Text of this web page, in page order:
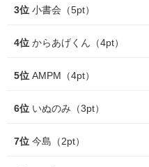
3位 小書会（5pt）
4位 からあげくん（4pt）
5位 AMPM（4pt）
6位 いぬのみ（3pt）
7位 今島（2pt）